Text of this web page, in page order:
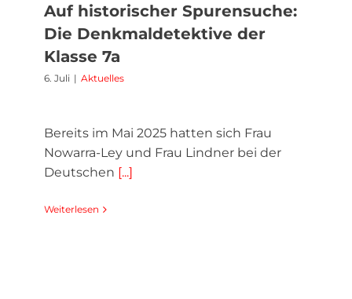
Auf historischer Spurensuche:
Die Denkmaldetektive der
Klasse 7a
6. Juli | Aktuelles
Bereits im Mai 2025 hatten sich Frau
Nowarra-Ley und Frau Lindner bei der
Deutschen [...]
Weiterlesen